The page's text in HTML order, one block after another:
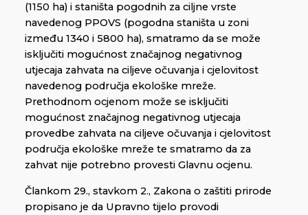
(1150 ha) i staništa pogodnih za ciljne vrste
navedenog PPOVS (pogodna staništa u zoni
između 1340 i 5800 ha), smatramo da se može
isključiti mogućnost značajnog negativnog
utjecaja zahvata na ciljeve očuvanja i cjelovitost
navedenog područja ekološke mreže.
Prethodnom ocjenom može se isključiti
mogućnost značajnog negativnog utjecaja
provedbe zahvata na ciljeve očuvanja i cjelovitost
područja ekološke mreže te smatramo da za
zahvat nije potrebno provesti Glavnu ocjenu.
Člankom 29., stavkom 2., Zakona o zaštiti prirode
propisano je da Upravno tijelo provodi